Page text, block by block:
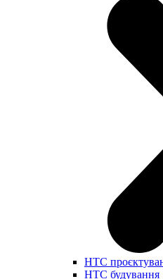
НТС
НТС будування